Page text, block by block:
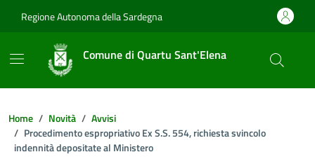
Regione Autonoma della Sardegna
Comune di Quartu Sant'Elena
Home Novità
Avvisi
Procedimento espropriativo Ex S.S. 554, richiesta svincolo
indennità depositate al Ministero